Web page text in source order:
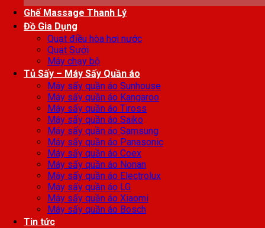
Ghế Massage Thanh Lý
Đồ Gia Dụng
Quạt điều hòa hơi nước
Quạt Sưởi
Máy chạy bộ
Tủ Sấy – Máy Sấy Quần áo
Máy sấy quần áo Sunhouse
Máy sấy quần áo Kangaroo
Máy sấy quần áo Tiross
Máy sấy quần áo Saiko
Máy sấy quần áo Samsung
Máy sấy quần áo Panasonic
Máy sấy quần áo Coex
Máy sấy quần áo Nonan
Máy sấy quần áo Electrolux
Máy sấy quần áo LG
Máy sấy quần áo Xiaomi
Máy sấy quần áo Bosch
Tin tức